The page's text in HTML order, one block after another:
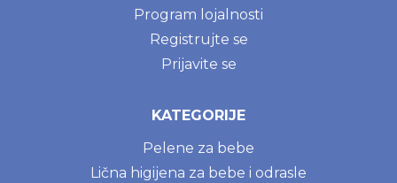
Program lojalnosti
Registrujte se
Prijavite se
KATEGORIJE
Pelene za bebe
Lična higijena za bebe i odrasle